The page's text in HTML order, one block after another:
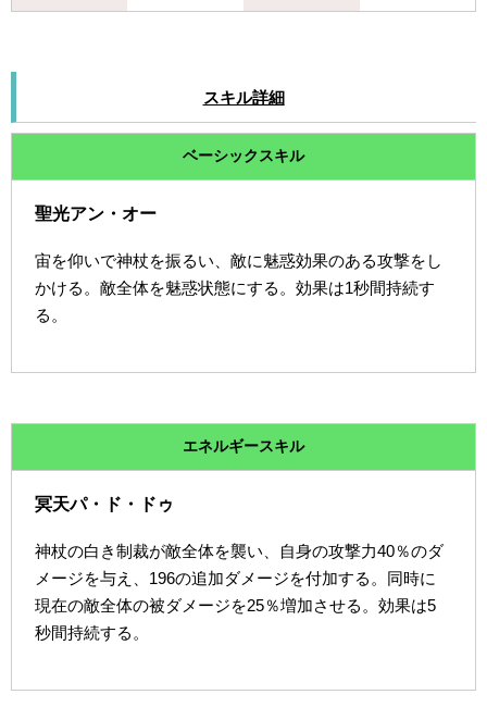
スキル詳細
ベーシックスキル
聖光アン・オー
宙を仰いで神杖を振るい、敵に魅惑効果のある攻撃をし
かける。敵全体を魅惑状態にする。効果は1秒間持続す
る。
エネルギースキル
冥天パ・ド・ドゥ
神杖の白き制裁が敵全体を襲い、自身の攻撃力40％のダ
メージを与え、196の追加ダメージを付加する。同時に
現在の敵全体の被ダメージを25％増加させる。効果は5
秒間持続する。